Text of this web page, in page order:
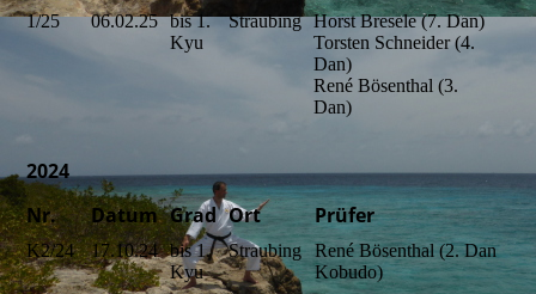
1/25
06.02.25 bis 1.
Kyu
Straubing Horst Bresele (7. Dan)
Torsten Schneider (4.
Dan)
René Bösenthal (3.
Dan)
2024
Nr.
Datum Grad Ort Prüfer
K2/24 17.10.24 bis 1.
Kyu
Straubing
René Bösenthal (2. Dan
Kobudo)